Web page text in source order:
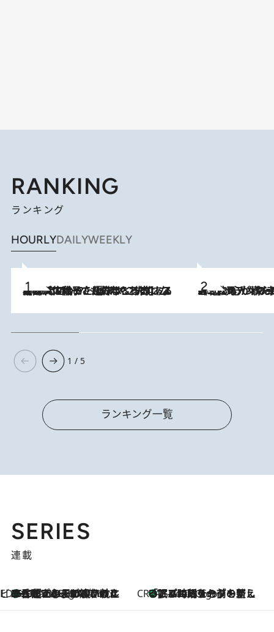
RANKING
ランキング
HOURLYDAILYWEEKLY
2026.8.5
【阿川佐和子さんの年とる力】なぜ70代で始めた趣味は“こんなに楽しい”のか？ ピアノ、俳句…スランプに陥っても続けられる“ある秘訣”とは 2026.8.8
《北欧の人々の幸福度が高いのは…》元デンマーク親善大使が出会った“心が満たされる暮らし”「いいかげんにヒュッゲしなさい！」
1 / 5
ランキング一覧
SERIES
連載
ビューティいいもの集め EDITORS' BEST
5 Hours Ago
35℃超えの日の夜、枕にひと吹き！ BAUMのルームスプレーが、ひのきの香りで心まで解きほぐす CREA'S CHOICE
5 Hours Ago
「眠る時刻をセットする」——眠りの前を整える、バルミューダの新しいアプローチ